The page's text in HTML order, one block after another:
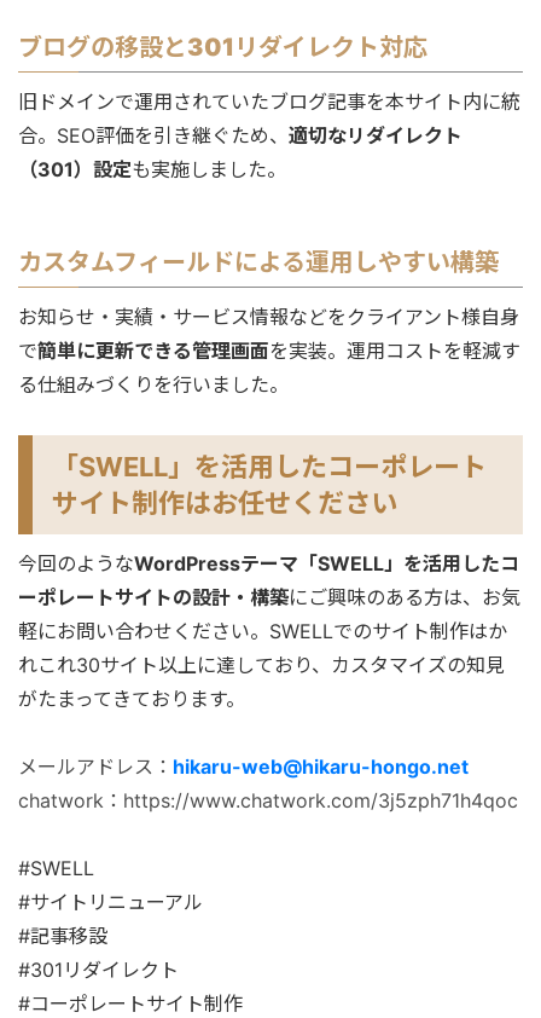
ブログの移設と301リダイレクト対応
旧ドメインで運用されていたブログ記事を本サイト内に統
合。SEO評価を引き継ぐため、 適切なリダイレクト
（301）設定も実施しました。
カスタムフィールドによる運用しやすい構築
お知らせ・実績・サービス情報などをクライアント様自身
で簡単に更新できる管理画面を実装。運用コストを軽減す
る仕組みづくりを行いました。
「SWELL」を活用したコーポレート
サイト制作はお任せください
今回のようなWordPressテーマ「SWELL」を活用したコ
ーポレートサイトの設計・構築にご興味のある方は、お気
軽にお問い合わせください。SWELLでのサイト制作はか
れこれ30サイト以上に達しており、カスタマイズの知見
がたまってきております。
メールアドレス： hikaru-web@hikaru-hongo.net
chatwork：https://www.chatwork.com/3j5zph71h4qoc
#SWELL
#サイトリニューアル
#記事移設
#301リダイレクト
#コーポレートサイト制作